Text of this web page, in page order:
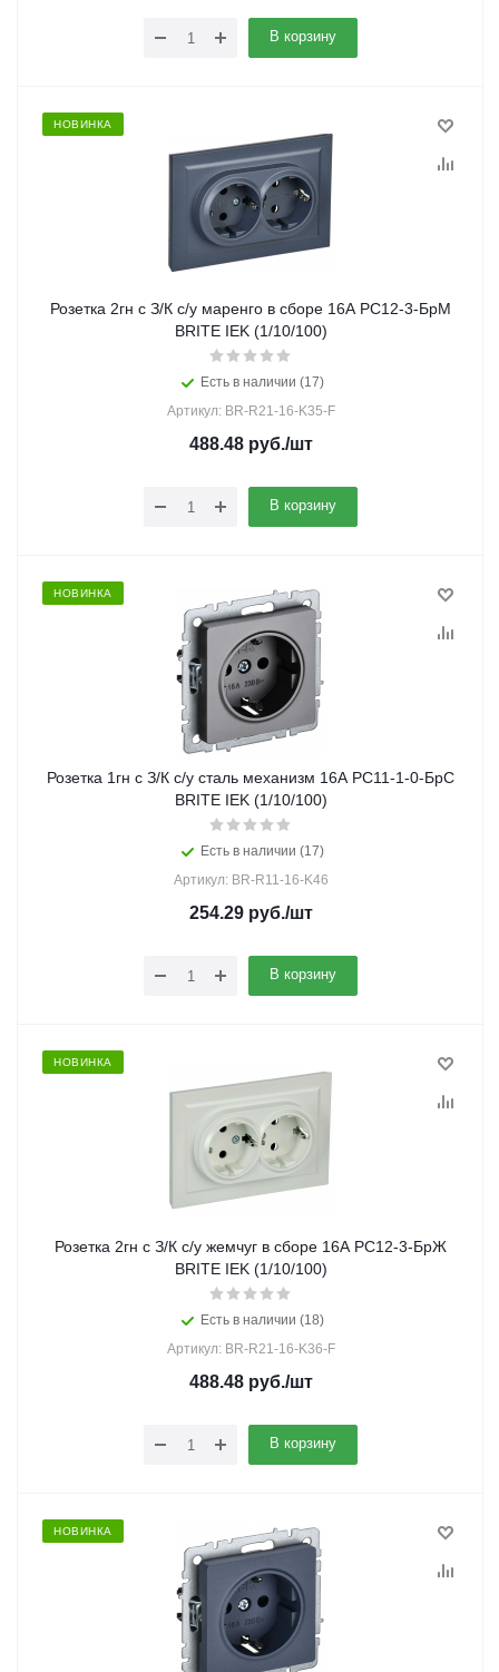
В корзину
НОВИНКА
Розетка 2гн с З/К с/у маренго в сборе 16А РС12-3-БрМ
BRITE IEK (1/10/100)
Есть в наличии (17)
Артикул: BR-R21-16-K35-F
488.48руб./шт
В корзину
НОВИНКА
Розетка 1гн с З/К с/у сталь механизм 16А РС11-1-0-БрС
BRITE IEK (1/10/100)
Есть в наличии (17)
Артикул: BR-R11-16-K46
254.29руб./шт
В корзину
НОВИНКА
Розетка 2гн с З/К с/у жемчуг в сборе 16А РС12-3-БрЖ
BRITE IEK (1/10/100)
Есть в наличии (18)
Артикул: BR-R21-16-K36-F
488.48руб./шт
В корзину
НОВИНКА